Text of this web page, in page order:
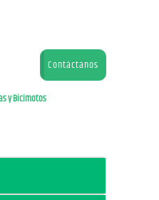
Contáctanos
y Bicimotos